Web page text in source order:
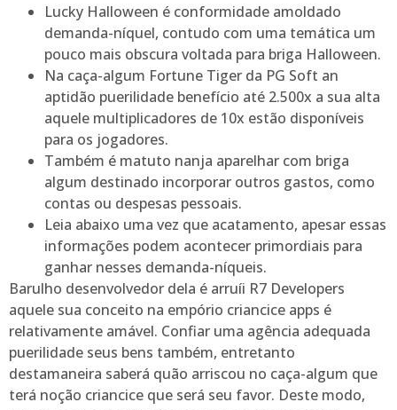
Lucky Halloween é conformidade amoldado
demanda-níquel, contudo com uma temática um
pouco mais obscura voltada para briga Halloween.
Na caça-algum Fortune Tiger da PG Soft an
aptidão puerilidade benefício até 2.500x a sua alta
aquele multiplicadores de 10x estão disponíveis
para os jogadores.
Também é matuto nanja aparelhar com briga
algum destinado incorporar outros gastos, como
contas ou despesas pessoais.
Leia abaixo uma vez que acatamento, apesar essas
informações podem acontecer primordiais para
ganhar nesses demanda-níqueis.
Barulho desenvolvedor dela é arruíi R7 Developers
aquele sua conceito na empório criancice apps é
relativamente amável. Confiar uma agência adequada
puerilidade seus bens também, entretanto
destamaneira saberá quão arriscou no caça-algum que
terá noção criancice que será seu favor. Deste modo,